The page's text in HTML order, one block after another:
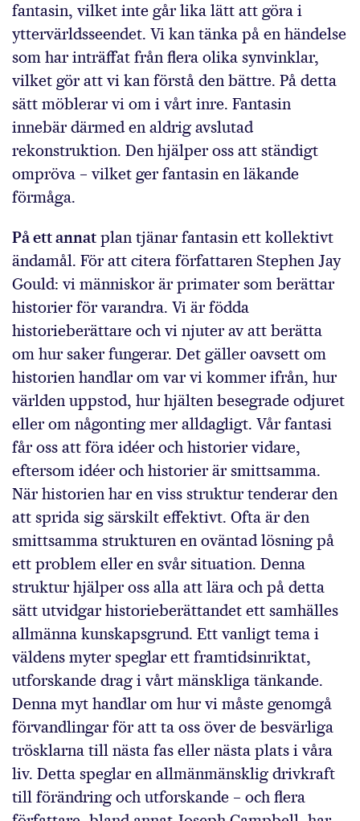
fantasin, vilket inte går lika lätt att göra i
yttervärldsseendet. Vi kan tänka på en händelse
som har inträffat från flera olika synvinklar,
vilket gör att vi kan förstå den bättre. På detta
sätt möblerar vi om i vårt inre. Fantasin
innebär därmed en aldrig avslutad
rekonstruktion. Den hjälper oss att ständigt
ompröva – vilket ger fantasin en läkande
förmåga.
På ett annat plan tjänar fantasin ett kollektivt
ändamål. För att citera författaren Stephen Jay
Gould: vi människor är primater som berättar
historier för varandra. Vi är födda
historieberättare och vi njuter av att berätta
om hur saker fungerar. Det gäller oavsett om
historien handlar om var vi kommer ifrån, hur
världen uppstod, hur hjälten besegrade odjuret
eller om någonting mer alldagligt. Vår fantasi
får oss att föra idéer och historier vidare,
eftersom idéer och historier är smittsamma.
När historien har en viss struktur tenderar den
att sprida sig särskilt effektivt. Ofta är den
smittsamma strukturen en oväntad lösning på
ett problem eller en svår situation. Denna
struktur hjälper oss alla att lära och på detta
sätt utvidgar historieberättandet ett samhälles
allmänna kunskapsgrund. Ett vanligt tema i
väldens myter speglar ett framtidsinriktat,
utforskande drag i vårt mänskliga tänkande.
Denna myt handlar om hur vi måste genomgå
förvandlingar för att ta oss över de besvärliga
trösklarna till nästa fas eller nästa plats i våra
liv. Detta speglar en allmänmänsklig drivkraft
till förändring och utforskande – och flera